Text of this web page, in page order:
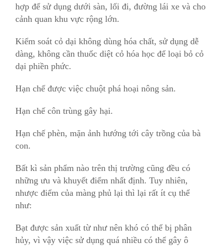
hợp để sử dụng dưới sàn, lối đi, đường lái xe và cho
cảnh quan khu vực rộng lớn.
Kiểm soát cỏ dại không dùng hóa chất, sử dụng dễ
dàng, không cần thuốc diệt cỏ hóa học để loại bỏ cỏ
dại phiền phức.
Hạn chế được việc chuột phá hoại nông sản.
Hạn chế côn trùng gây hại.
Hạn chế phèn, mặn ảnh hướng tới cây trồng của bà
con.
Bất kì sản phẩm nào trên thị trường cũng đều có
những ưu và khuyết điểm nhất định. Tuy nhiên,
nhược điểm của màng phủ lại thì lại rất ít cụ thể
như:
Bạt được sản xuất từ như nên khó có thể bị phân
hủy, vì vậy việc sử dụng quá nhiều có thể gây ô